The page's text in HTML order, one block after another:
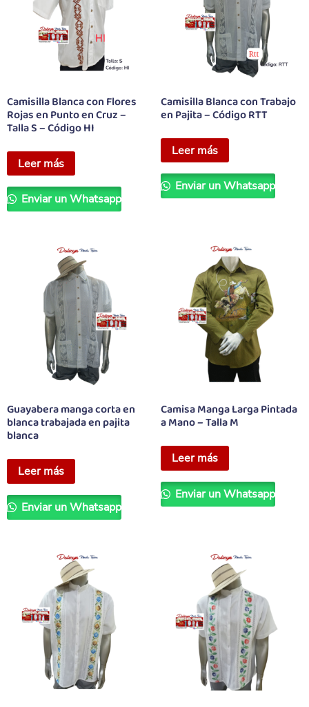
Camisilla Blanca con Flores
Rojas en Punto en Cruz –
Talla S – Código HI
Leer más
Enviar un Whatsapp
Camisilla Blanca con Trabajo
en Pajita – Código RTT
Leer más
Enviar un Whatsapp
Guayabera manga corta en
blanca trabajada en pajita
blanca
Leer más
Enviar un Whatsapp
Camisa Manga Larga Pintada
a Mano – Talla M
Leer más
Enviar un Whatsapp